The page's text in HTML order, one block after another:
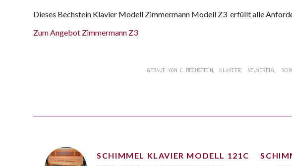
Dieses Bechstein Klavier Modell Zimmermann Modell Z3 erfüllt alle
Zum Angebot Zimmermann Z3
GEBAUT VON C.BECHSTEIN, KLAVIER, NEUWERTIG,
SCHIMMEL KLAVIER MODELL 121C